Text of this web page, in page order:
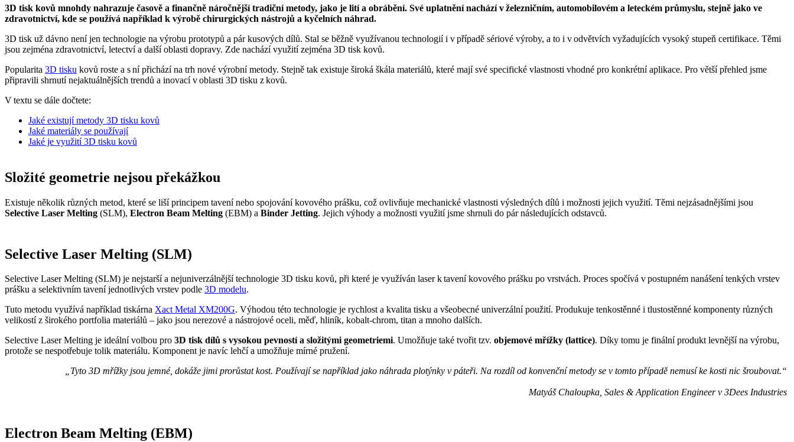
3D tisk kovů mnohdy nahrazuje časově a finančně náročnější tradiční metody, jako je lití a obrábění. Své uplatnění nachází v železničním, automobilovém a leteckém průmyslu, stejně jako ve
zdravotnictví, kde se používá například k výrobě chirurgických nástrojů a kyčelních náhrad.
3D tisk už dávno není jen technologie na výrobu prototypů a pár kusových dílů. Stal se běžně využívanou technologií i v případě sériové výroby, a to i v odvětvích vyžadujících vysoký stupeň certifikace. Těmi
jsou zejména zdravotnictví, letectví a další oblasti dopravy. Zde nachází využití zejména 3D tisk kovů.
Popularita 3D tisku kovů roste a s ní přichází na trh nové výrobní metody. Stejně tak existuje široká škála materiálů, které mají své specifické vlastnosti vhodné pro konkrétní aplikace. Pro větší přehled jsme
připravili shrnutí nejaktuálnějších trendů a inovací v oblasti 3D tisku z kovů.
V textu se dále dočtete:
Jaké existují metody 3D tisku kovů
Jaké materiály se používají
Jaké je využití 3D tisku kovů
Složité geometrie nejsou překážkou
Existuje několik různých metod, které se liší principem tavení nebo spojování kovového prášku, což ovlivňuje mechanické vlastnosti výsledných dílů i možnosti jejich využití. Těmi nejzásadnějšími jsou
Selective Laser Melting (SLM), Electron Beam Melting (EBM) a Binder Jetting. Jejich výhody a možnosti využití jsme shrnuli do pár následujících odstavců.
Selective Laser Melting (SLM)
Selective Laser Melting (SLM) je nejstarší a nejuniverzálnější technologie 3D tisku kovů, při které je využíván laser k tavení kovového prášku po vrstvách. Proces spočívá v postupném nanášení tenkých vrstev
prášku a selektivním tavení jednotlivých vrstev podle 3D modelu.
Tuto metodu využívá například tiskárna Xact Metal XM200G. Výhodou této technologie je rychlost a kvalita tisku a všeobecné univerzální použití. Produkuje tenkostěnné i tlustostěnné komponenty různých
velikostí z širokého portfolia materiálů – jako jsou nerezové a nástrojové oceli, měď, hliník, kobalt-chrom, titan a mnoho dalších.
Selective Laser Melting je ideální volbou pro 3D tisk dílů s vysokou pevností a složitými geometriemi. Umožňuje také tvořit tzv. objemové mřížky (lattice). Díky tomu je finální produkt levnější na výrobu,
protože se nespotřebuje tolik materiálu. Komponent je navíc lehčí a umožňuje mírné pružení.
„Tyto 3D mřížky jsou jemné, dokáže jimi prorůstat kost. Používají se například jako náhrada plotýnky v páteři. Na rozdíl od konvenční metody se v tomto případě nemusí ke kosti nic šroubovat.“
Matyáš Chaloupka, Sales & Application Engineer v 3Dees Industries
Electron Beam Melting (EBM)